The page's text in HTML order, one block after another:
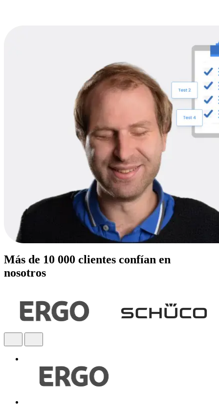
Más de 10 000 clientes confían en
nosotros